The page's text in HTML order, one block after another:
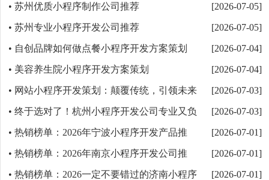
[2026-07-05]
•苏州优质小程序制作公司推荐
[2026-07-05]
•苏州专业小程序开发公司推荐
[2026-07-04]
• 自创品牌如何做点餐小程序开发方案策划
[2026-07-04]
• 美容养生院小程序开发方案策划
[2026-07-03]
• 网站小程序开发策划：颠覆传统，引领未来
[2026-07-03]
•终于选对了！杭州小程序开发公司专业又负
责任助力企业数字化转型
[2026-07-01]
•热销榜单：2026年宁波小程序开发产品推
荐，深度解析小程序优势
[2026-07-01]
•热销榜单：2026年南京小程序开发公司推
荐，挑选南京小程序开发公司避坑指南_内行总结不踩雷
[2026-07-01]
•热销榜单：2026一定不要错过的济南小程序